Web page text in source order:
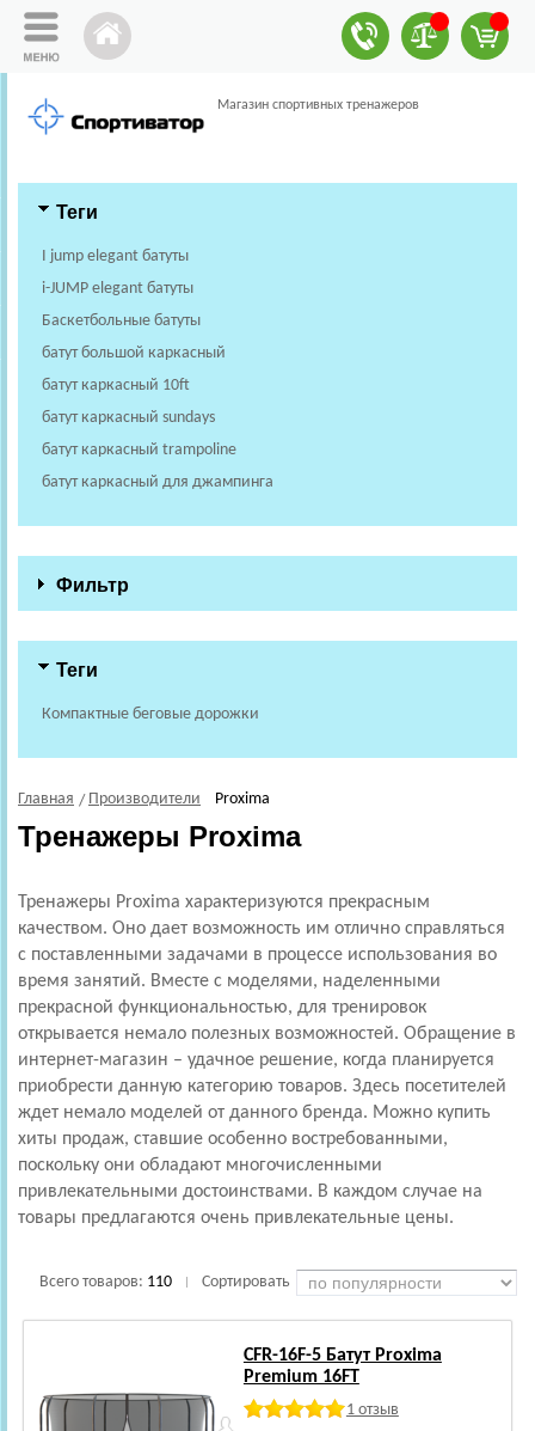
Магазин спортивных тренажеров
Теги
I jump elegant батуты
i-JUMP elegant батуты
Баскетбольные батуты
батут большой каркасный
батут каркасный 10ft
батут каркасный sundays
батут каркасный trampoline
батут каркасный для джампинга
Фильтр
Теги
Компактные беговые дорожки
Главная Производители Proxima
Тренажеры Proxima
Тренажеры Proxima характеризуются прекрасным
качеством. Оно дает возможность им отлично справляться
с поставленными задачами в процессе использования во
время занятий. Вместе с моделями, наделенными
прекрасной функциональностью, для тренировок
открывается немало полезных возможностей. Обращение в
интернет-магазин – удачное решение, когда планируется
приобрести данную категорию товаров. Здесь посетителей
ждет немало моделей от данного бренда. Можно купить
хиты продаж, ставшие особенно востребованными,
поскольку они обладают многочисленными
привлекательными достоинствами. В каждом случае на
товары предлагаются очень привлекательные цены.
Всего товаров: 110 Сортировать
CFR-16F-5 Батут Proxima
Premium 16FT
1 отзыв